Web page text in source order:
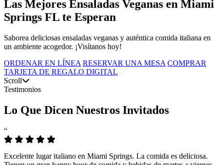
Las Mejores Ensaladas Veganas en Miami
Springs FL te Esperan
Saborea deliciosas ensaladas veganas y auténtica comida italiana en
un ambiente acogedor. ¡Visítanos hoy!
ORDENAR EN LÍNEA RESERVAR UNA MESA COMPRAR
TARJETA DE REGALO DIGITAL
Scroll
Testimonios
Lo Que Dicen Nuestros Invitados
“
Excelente lugar italiano en Miami Springs. La comida es deliciosa.